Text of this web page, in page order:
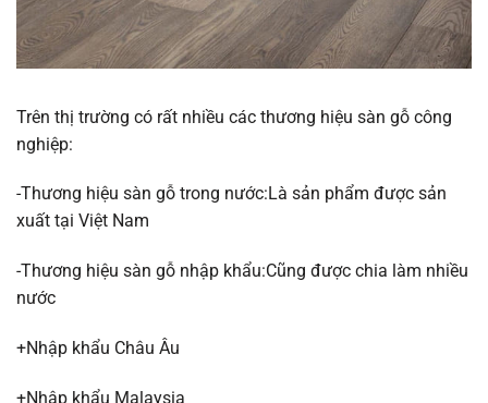
Trên thị trường có rất nhiều các thương hiệu sàn gỗ công
nghiệp:
-Thương hiệu sàn gỗ trong nước:Là sản phẩm được sản
xuất tại Việt Nam
-Thương hiệu sàn gỗ nhập khẩu:Cũng được chia làm nhiều
nước
+Nhập khẩu Châu Âu
+Nhập khẩu Malaysia